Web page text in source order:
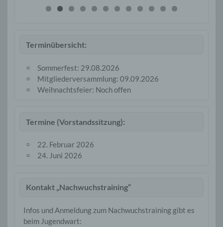
Terminübersicht:
Sommerfest: 29.08.2026
Mitgliederversammlung: 09.09.2026
Weihnachtsfeier: Noch offen
Termine (Vorstandssitzung):
22. Februar 2026
24. Juni 2026
Kontakt „Nachwuchstraining“
Infos und Anmeldung zum Nachwuchstraining gibt es
beim Jugendwart: